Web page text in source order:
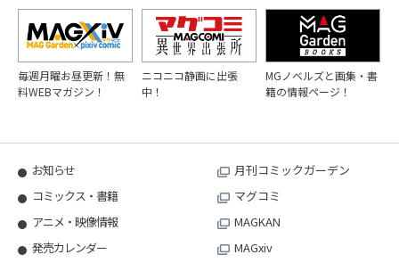
毎週月曜お昼更新！無
料WEBマガジン！
ニコニコ静画に出張
中！
MGノベルズと画集・書
籍の情報ページ！
お知らせ
コミックス・書籍
アニメ・映像情報
発売カレンダー
月刊コミックガーデン
マグコミ
MAGKAN
MAGxiv